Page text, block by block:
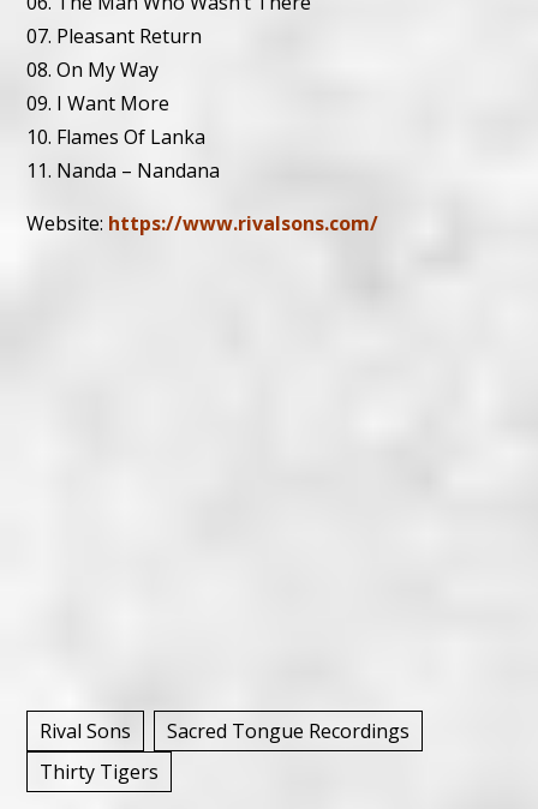
07. Pleasant Return
08. On My Way
09. I Want More
10. Flames Of Lanka
11. Nanda – Nandana
Website: https://www.rivalsons.com/
Rival Sons
Sacred Tongue Recordings
Thirty Tigers